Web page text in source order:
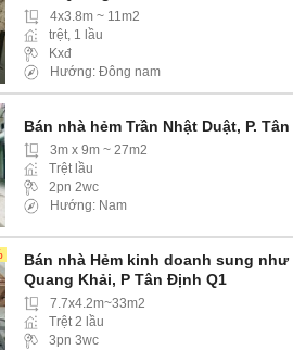
4x3.8m ~ 11m2
trệt, 1 lầu
Kxđ
Hướng: Đông nam
Bán nhà hẻm Trần Nhật Duật, P.
3m x 9m ~ 27m2
Trệt lầu
2pn 2wc
Hướng: Nam
Bán nhà Hẻm kinh doanh sung như
Quang Khải, P Tân Định Q1
7.7x4.2m~33m2
Trệt 2 lầu
3pn 3wc